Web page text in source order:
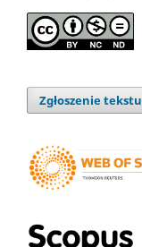
Zgłoszenie tekstu